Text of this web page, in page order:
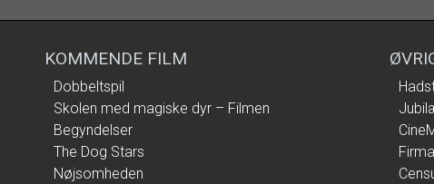
KOMMENDE FILM
Dobbeltspil
Skolen med magiske dyr – Filmen
Begyndelser
The Dog Stars
Nøjsomheden